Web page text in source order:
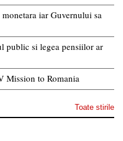
iar Guvernului sa
public si legea pensiilor ar
Mission to Romania
Toate stirile